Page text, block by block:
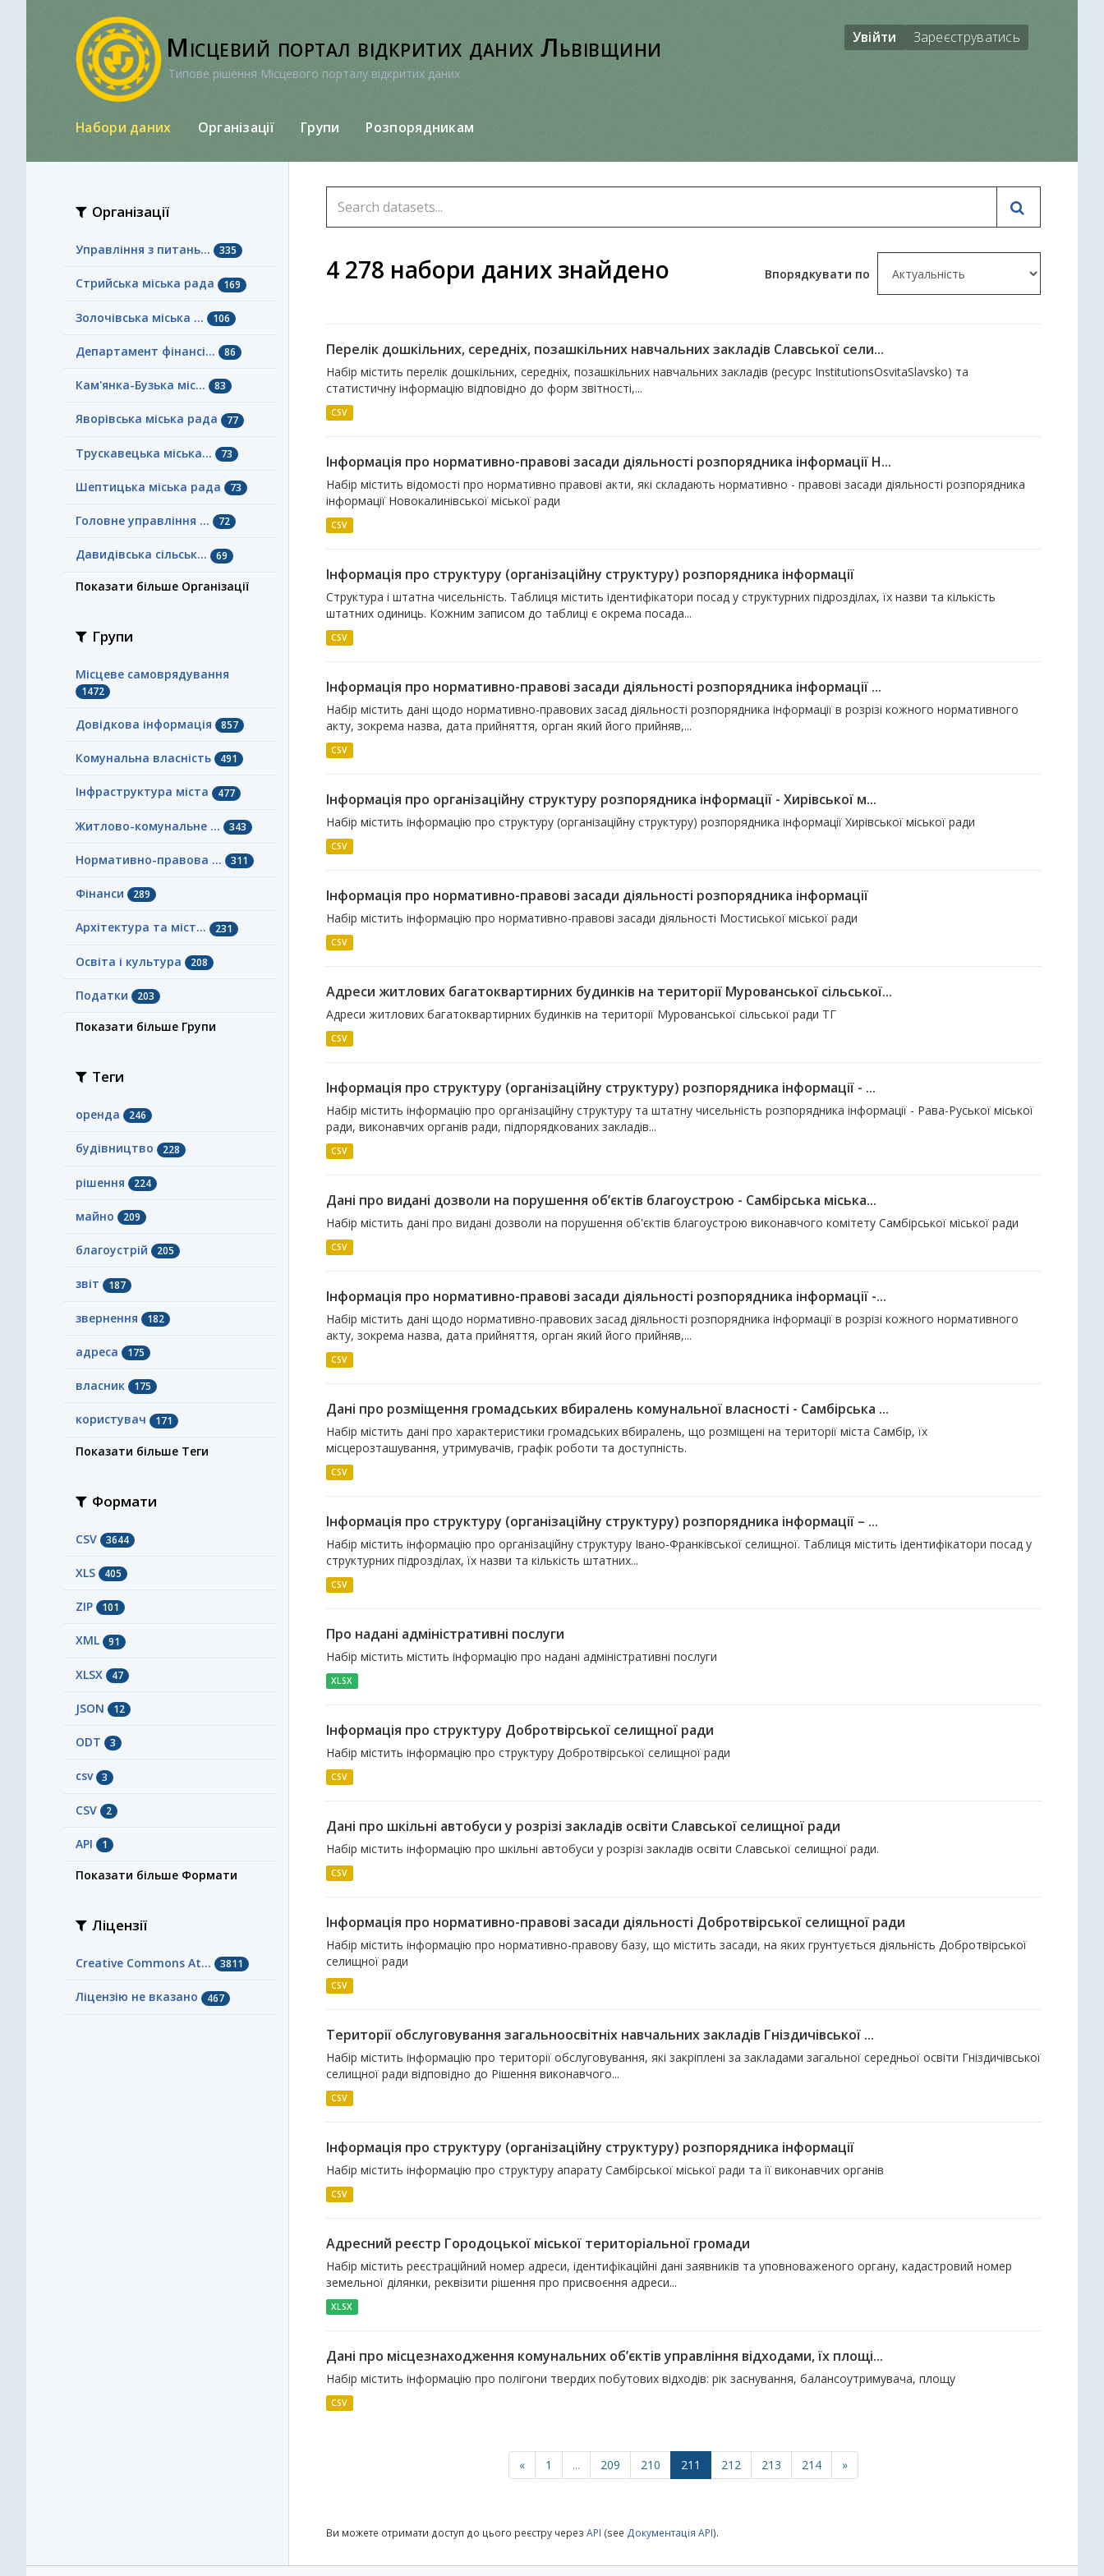
Місцевий портал відкритих даних Львівщини
Типове рішення Місцевого порталу відкритих даних
Увійти Зареєструватись
Набори даних Організації Групи Розпорядникам
Організації
Управління з питань... 335
Стрийська міська рада 169
Золочівська міська ... 106
Департамент фінансі... 86
Кам'янка-Бузька міс... 83
Яворівська міська рада 77
Трускавецька міська... 73
Шептицька міська рада 73
Головне управління ... 72
Давидівська сільськ... 69
Показати більше Організації
Групи
Місцеве самоврядування
1472
Довідкова інформація 857
Комунальна власність 491
Інфраструктура міста 477
Житлово-комунальне ... 343
Нормативно-правова ... 311
Фінанси 289
Архітектура та міст... 231
Освіта і культура 208
Податки 203
Показати більше Групи
Теги
оренда 246
будівництво 228
рішення 224
майно 209
благоустрій 205
звіт 187
звернення 182
адреса 175
власник 175
користувач 171
Показати більше Теги
Формати
CSV 3644
XLS 405
ZIP 101
XML 91
XLSX 47
JSON 12
ODT 3
сsv 3
СSV 2
API 1
Показати більше Формати
Ліцензії
Creative Commons At... 3811
Ліцензію не вказано 467
Впорядкувати по
4 278 набори даних знайдено
Перелік дошкільних, середніх, позашкільних навчальних закладів Славської сели...
Набір містить перелік дошкільних, середніх, позашкільних навчальних закладів (ресурс InstitutionsOsvitaSlavsko) та
статистичну інформацію відповідно до форм звітності,...
CSV
Інформація про нормативно-правові засади діяльності розпорядника інформації Н...
Набір містить відомості про нормативно правові акти, які складають нормативно - правові засади діяльності розпорядника
інформації Новокалинівської міської ради
CSV
Інформація про структуру (організаційну структуру) розпорядника інформації
Структура і штатна чисельність. Таблиця містить ідентифікатори посад у структурних підрозділах, їх назви та кількість
штатних одиниць. Кожним записом до таблиці є окрема посада...
CSV
Інформація про нормативно-правові засади діяльності розпорядника інформації ...
Набір містить дані щодо нормативно-правових засад діяльності розпорядника інформації в розрізі кожного нормативного
акту, зокрема назва, дата прийняття, орган який його прийняв,...
CSV
Інформація про організаційну структуру розпорядника інформації - Хирівської м...
Набір містить інформацію про структуру (організаційну структуру) розпорядника інформації Хирівської міської ради
CSV
Інформація про нормативно-правові засади діяльності розпорядника інформації
Набір містить інформацію про нормативно-правові засади діяльності Мостиської міської ради
CSV
Адреси житлових багатоквартирних будинків на території Мурованської сільської...
Адреси житлових багатоквартирних будинків на території Мурованської сільської ради ТГ
CSV
Інформація про структуру (організаційну структуру) розпорядника інформації - ...
Набір містить інформацію про організаційну структуру та штатну чисельність розпорядника інформації - Рава-Руської міської
ради, виконавчих органів ради, підпорядкованих закладів...
CSV
Дані про видані дозволи на порушення об’єктів благоустрою - Самбірська міська...
Набір містить дані про видані дозволи на порушення об'єктів благоустрою виконавчого комітету Самбірської міської ради
CSV
Інформація про нормативно-правові засади діяльності розпорядника інформації -...
Набір містить дані щодо нормативно-правових засад діяльності розпорядника інформації в розрізі кожного нормативного
акту, зокрема назва, дата прийняття, орган який його прийняв,...
CSV
Дані про розміщення громадських вбиралень комунальної власності - Самбірська ...
Набір містить дані про характеристики громадських вбиралень, що розміщені на території міста Самбір, їх
місцерозташування, утримувачів, графік роботи та доступність.
CSV
Інформація про структуру (організаційну структуру) розпорядника інформації – ...
Набір містить інформацію про організаційну структуру Івано-Франківської селищної. Таблиця містить ідентифікатори посад у
структурних підрозділах, їх назви та кількість штатних...
CSV
Про надані адміністративні послуги
Набір містить містить інформацію про надані адміністративні послуги
XLSX
Інформація про структуру Добротвірської селищної ради
Набір містить інформацію про структуру Добротвірської селищної ради
CSV
Дані про шкільні автобуси у розрізі закладів освіти Славської селищної ради
Набір містить інформацію про шкільні автобуси у розрізі закладів освіти Славської селищної ради.
CSV
Інформація про нормативно-правові засади діяльності Добротвірської селищної ради
Набір містить інформацію про нормативно-правову базу, що містить засади, на яких грунтується діяльність Добротвірської
селищної ради
CSV
Території обслуговування загальноосвітніх навчальних закладів Гніздичівської ...
Набір містить інформацію про території обслуговування, які закріплені за закладами загальної середньої освіти Гніздичівської
селищної ради відповідно до Рішення виконавчого...
CSV
Інформація про структуру (організаційну структуру) розпорядника інформації
Набір містить інформацію про структуру апарату Самбірської міської ради та її виконавчих органів
CSV
Адресний реєстр Городоцької міської територіальної громади
Набір містить реєстраційний номер адреси, ідентифікаційні дані заявників та уповноваженого органу, кадастровий номер
земельної ділянки, реквізити рішення про присвоєння адреси...
XLSX
Дані про місцезнаходження комунальних об’єктів управління відходами, їх площі...
Набір містить інформацію про полігони твердих побутових відходів: рік заснування, балансоутримувача, площу
CSV
« 1 ... 209 210 211 212 213 214 »
Ви можете отримати доступ до цього реєстру через API (see Документація API).